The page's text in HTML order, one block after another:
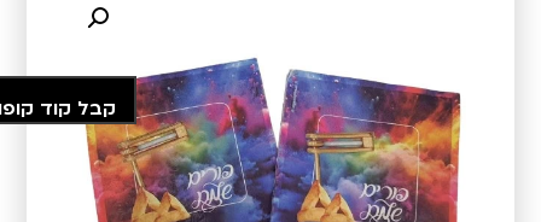
קבל קוד